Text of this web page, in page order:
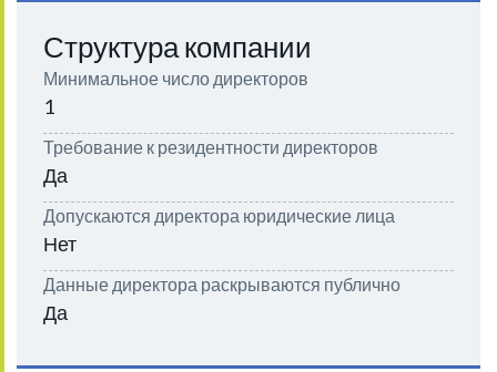
Структура компании
Минимальное число директоров
1
Требование к резидентности директоров
Да
Допускаются директора юридические лица
Нет
Данные директора раскрываются публично
Да